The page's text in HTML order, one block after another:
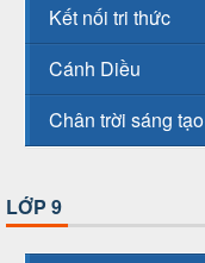
Kết nối tri thức
Cánh Diều
Chân trời sáng tạo
LỚP 9